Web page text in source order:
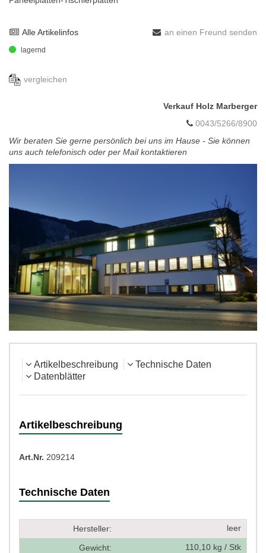
Alle Artikelinfos an einen Freund senden
lagernd
vergleichen
Verkauf Holz Marberger
0043/5266/8900
Wir beraten Sie gerne persönlich bei uns im Hause - Sie können
uns auch telefonisch oder per Mail kontaktieren
Artikelbeschreibung
Technische Daten
Datenblätter
Artikelbeschreibung
Art.Nr. 209214
Technische Daten
Hersteller: leer
Gewicht: 110,10 kg / Stk